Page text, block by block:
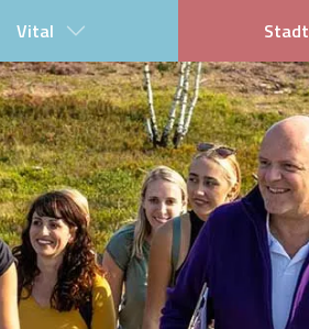
Vital Stadt